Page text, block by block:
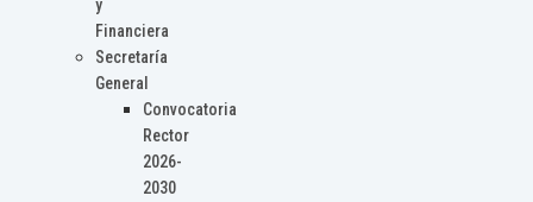
y
Financiera
Secretaría
General
Convocatoria
Rector
2026-
2030